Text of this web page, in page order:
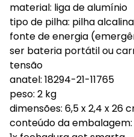
material: liga de alumínio
tipo de pilha: pilha
fonte de energia
ser bateria portátil ou
tensão
anatel: 18294-21-11765
peso: 2 kg
dimensões: 6,5 x 2,4 x 26
conteúdo da embalagem: